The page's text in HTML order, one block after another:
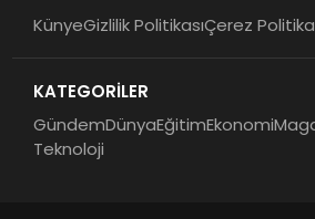
KünyeGizlilik PolitikasıÇerez
KATEGORİLER
GündemDünyaEğitimEkonomi
Teknoloji